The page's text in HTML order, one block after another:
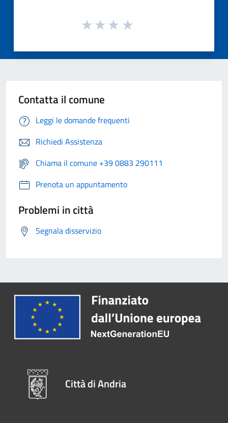
Contatta il comune
Leggi le domande frequenti
Richiedi Assistenza
Chiama il comune +39 0883 290111
Prenota un appuntamento
Problemi in città
Segnala disservizio
Città di Andria